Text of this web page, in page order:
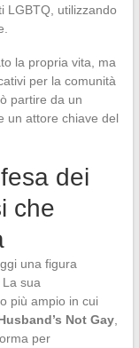
LGBTQ, utilizzando
la propria vita, ma
per la comunità
partire da un
un attore chiave del
dei
che
una figura
sua
più ampio in cui
Not Gay,
per